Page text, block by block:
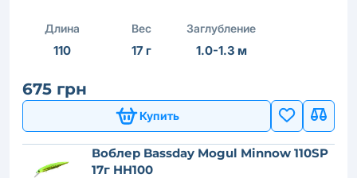
Длина
110
Вес
17 г
Заглубление
1.0-1.3 м
675 грн
Купить
Воблер Bassday Mogul Minnow 110SP
17г HH100